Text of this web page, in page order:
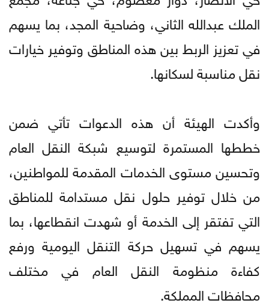
الملك عبدالله الثاني، وضاحية المجد، بما يسهم
في تعزيز الربط بين هذه المناطق وتوفير خيارات
نقل مناسبة لسكانها.
وأكدت الهيئة أن هذه الدعوات تأتي ضمن
خططها المستمرة لتوسيع شبكة النقل العام
وتحسين مستوى الخدمات المقدمة للمواطنين،
من خلال توفير حلول نقل مستدامة للمناطق
التي تفتقر إلى الخدمة أو شهدت انقطاعها، بما
يسهم في تسهيل حركة التنقل اليومية ورفع
كفاءة منظومة النقل العام في مختلف
محافظات المملكة.